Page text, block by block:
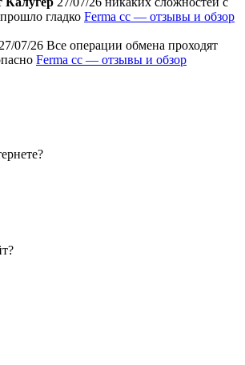
гладко Ferma cc — отзывы и обзор
27/07/26 Все операции обмена проходят
Ferma cc — отзывы и обзор